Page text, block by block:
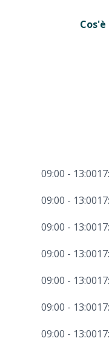
09:00 - 13:00
09:00 - 13:00
09:00 - 13:00
09:00 - 13:00
09:00 - 13:00
09:00 - 13:00
09:00 - 13:00